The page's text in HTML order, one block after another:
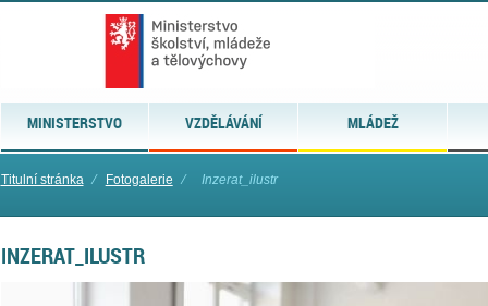
MINISTERSTVO VZDĚLÁVÁNÍ MLÁDEŽ
Titulní stránka ⁄ Fotogalerie ⁄ Inzerat_ilustr
INZERAT_ILUSTR